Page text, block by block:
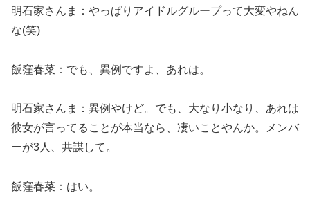
明石家さんま：やっぱりアイドルグループって大変やねん
な(笑)
飯窪春菜：でも、異例ですよ、あれは。
明石家さんま：異例やけど。でも、大なり小なり、あれは
彼女が言ってることが本当なら、凄いことやんか。メンバ
ーが3人、共謀して。
飯窪春菜：はい。